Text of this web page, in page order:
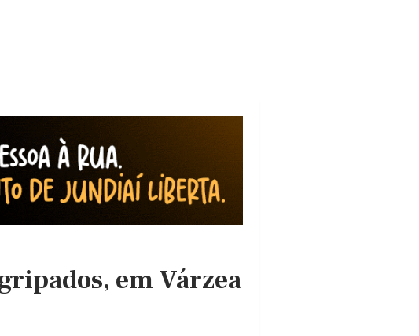
em Várzea